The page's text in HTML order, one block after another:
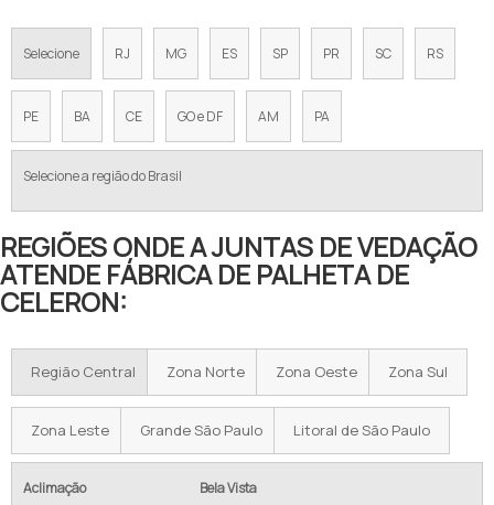
Selecione RJ MG ES SP PR SC RS
PE BA CE GO e DF AM PA
Selecione a região do Brasil
REGIÕES ONDE A JUNTAS DE VEDAÇÃO
ATENDE FÁBRICA DE PALHETA DE
CELERON:
Região Central Zona Norte Zona Oeste Zona Sul
Zona Leste Grande São Paulo Litoral de São Paulo
Aclimação
Bela Vista